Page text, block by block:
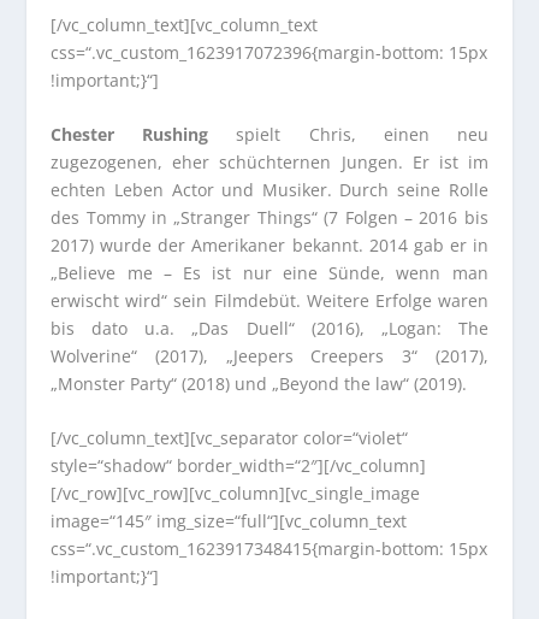
[/vc_column_text][vc_column_text
css=“.vc_custom_1623917072396{margin-bottom: 15px
!important;}“]
Chester Rushing spielt Chris, einen neu
zugezogenen, eher schüchternen Jungen. Er ist im
echten Leben Actor und Musiker. Durch seine Rolle
des Tommy in „Stranger Things“ (7 Folgen – 2016 bis
2017) wurde der Amerikaner bekannt. 2014 gab er in
„Believe me – Es ist nur eine Sünde, wenn man
erwischt wird“ sein Filmdebüt. Weitere Erfolge waren
bis dato u.a. „Das Duell“ (2016), „Logan: The
Wolverine“ (2017), „Jeepers Creepers 3“ (2017),
„Monster Party“ (2018) und „Beyond the law“ (2019).
[/vc_column_text][vc_separator color=“violet“
style=“shadow“ border_width=“2″][/vc_column]
[/vc_row][vc_row][vc_column][vc_single_image
image=“145″ img_size=“full“][vc_column_text
css=“.vc_custom_1623917348415{margin-bottom: 15px
!important;}“]